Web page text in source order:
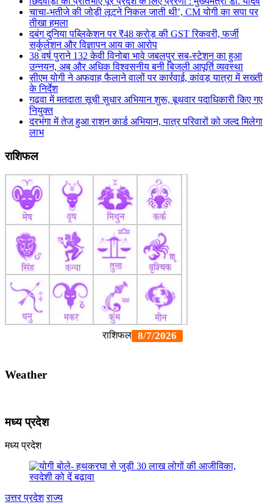
चाचा-भतीजे की जोड़ी लूटने निकल जाती थी’, CM योगी का सपा पर
तीखा हमला
दबंग दुनिया पब्लिकेशन पर ₹48 करोड़ की GST रिकवरी, फर्जी
सर्कुलेशन और विज्ञापन आय का आरोप
38 वर्ष पुराने 132 केवी विनोबा भावे जबलपुर सब-स्टेशन का हुआ
उन्नयन, अब और अधिक विश्वसनीय बनी बिजली आपूर्ति व्यवस्था
सीएम योगी ने अफवाह फैलाने वालों पर कार्रवाई, कांवड़ यात्रा में सख्ती
के निर्देश
गढ़वा में मतदाता सूची सुधार अभियान शुरू, बूथवार पदाधिकारी किए गए
नियुक्त
दरभंगा में तेज हुआ राशन कार्ड अभियान, पात्र परिवारों को जल्द मिलेगा
लाभ
राशिफल
Weather
मध्य प्रदेश
मध्य प्रदेश
उत्तर प्रदेश राज्य